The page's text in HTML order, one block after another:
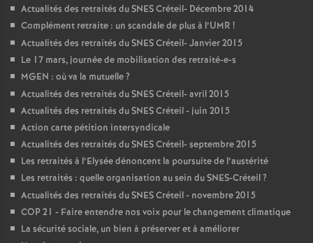
Actualités des retraités duSNESCréteil- Décembre 2014
Complément retraite : un scandale de plus à l’UMR !
Actualités des retraités duSNESCréteil- Janvier 2015
Le 17 mars, journée de mobilisation des retraité-e-s
MGEN : où va la mutuelle?
Actualités des retraités duSNESCréteil- avril 2015
Actualités des retraités duSNESCréteil - juin 2015
Action carte pétition intersyndicale
Actualités des retraités duSNESCréteil- septembre 2015
Les retraités à l’Elysée dénoncent la poursuite de l’austérité
Les retraités : quelle organisation au sein duSNES-Créteil?
Actualités des retraités duSNESCréteil - novembre 2015
COP21 - Faire entendre nos voix pour le changement climatique
La sécurité sociale, un bien à préserver et à améliorer